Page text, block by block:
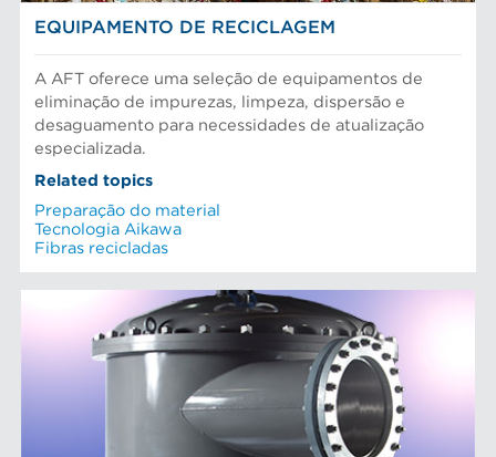
EQUIPAMENTO DE RECICLAGEM
A AFT oferece uma seleção de equipamentos de
eliminação de impurezas, limpeza, dispersão e
desaguamento para necessidades de atualização
especializada.
Related topics
Preparação do material
Tecnologia Aikawa
Fibras recicladas